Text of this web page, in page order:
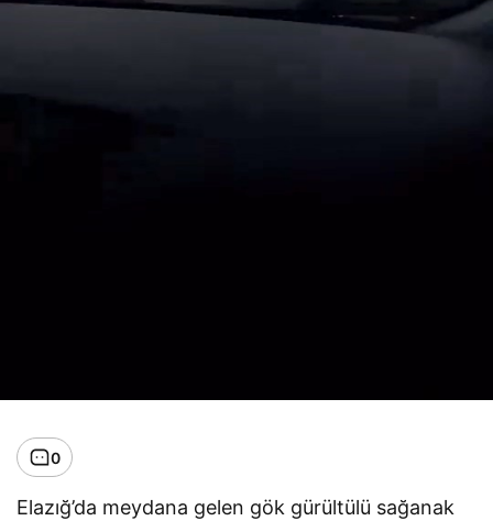
0
Elazığ’da meydana gelen gök gürültülü sağanak